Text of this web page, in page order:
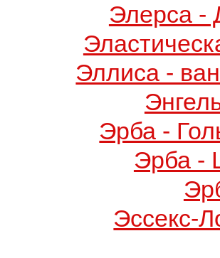
Элерса -
Эллиса -
Эрба -
Эрба -
Эссекс-